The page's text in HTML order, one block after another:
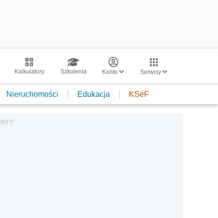
Kalkulatory Szkolenia Konto Serwisy
Nieruchomości Edukacja KSeF